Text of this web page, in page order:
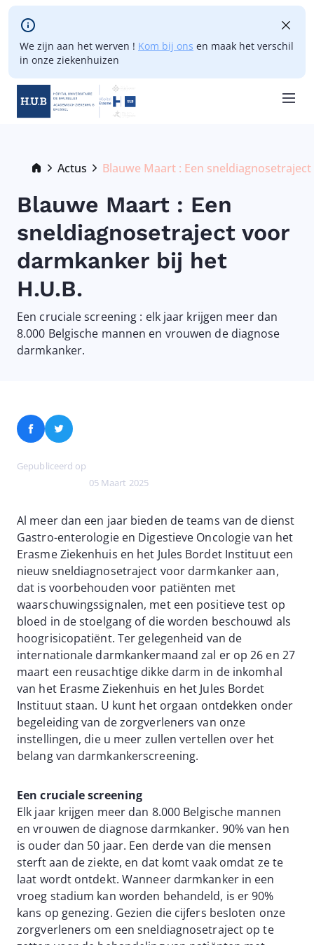
Skip to main content
We zijn aan het werven ! Kom bij ons en maak het verschil
in onze ziekenhuizen
Breadcrumb
Actus
Current:
Blauwe Maart : Een
Blauwe Maart : Een
sneldiagnosetraject voor
darmkanker bij het
H.U.B.
Een cruciale screening : elk jaar krijgen meer dan
8.000 Belgische mannen en vrouwen de diagnose
darmkanker.
FacebookTwitter
Gepubliceerd op
05 Maart 2025
Al meer dan een jaar bieden de teams van de dienst
Gastro-enterologie en Digestieve Oncologie van het
Erasme Ziekenhuis en het Jules Bordet Instituut een
nieuw sneldiagnosetraject voor darmkanker aan,
dat is voorbehouden voor patiënten met
waarschuwingssignalen, met een positieve test op
bloed in de stoelgang of die worden beschouwd als
hoogrisicopatiënt. Ter gelegenheid van de
internationale darmkankermaand zal er op 26 en 27
maart een reusachtige dikke darm in de inkomhal
van het Erasme Ziekenhuis en het Jules Bordet
Instituut staan. U kunt het orgaan ontdekken onder
begeleiding van de zorgverleners van onze
instellingen, die u meer zullen vertellen over het
belang van darmkankerscreening.
Een cruciale screening
Elk jaar krijgen meer dan 8.000 Belgische mannen
en vrouwen de diagnose darmkanker. 90% van hen
is ouder dan 50 jaar. Een derde van die mensen
sterft aan de ziekte, en dat komt vaak omdat ze te
laat wordt ontdekt. Wanneer darmkanker in een
vroeg stadium kan worden behandeld, is er 90%
kans op genezing. Gezien die cijfers besloten onze
zorgverleners om een sneldiagnosetraject op te